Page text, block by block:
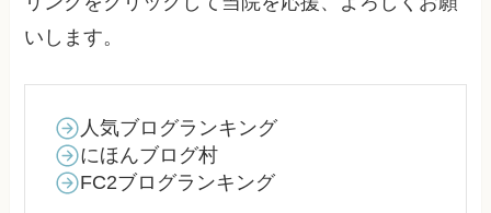
いします。
人気ブログランキング
にほんブログ村
FC2ブログランキング